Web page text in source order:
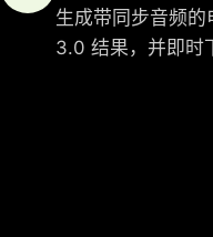
生成带同步音频
3.0 结果，并即时